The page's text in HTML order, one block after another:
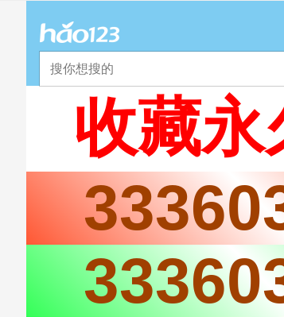
2025年11月10日
意见反馈 PC版
京公网安备 11000002000001号 京ICP证030173号
转码声明 意见反馈
收藏